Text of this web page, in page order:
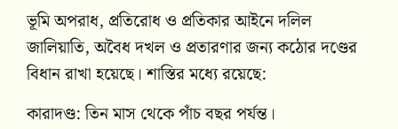
ভূমি অপরাধ, প্রতিরোধ ও প্রতিকার আইনে দলিল
জালিয়াতি, অবৈধ দখল ও প্রতারণার জন্য কঠোর দণ্ডের
বিধান রাখা হয়েছে। শাস্তির মধ্যে রয়েছে:
কারাদণ্ড: তিন মাস থেকে পাঁচ বছর পর্যন্ত।